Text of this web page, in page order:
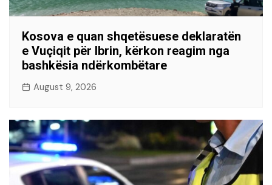
Kosova e quan shqetësuese deklaratën
e Vuçiqit për Ibrin, kërkon reagim nga
bashkësia ndërkombëtare
August 9, 2026